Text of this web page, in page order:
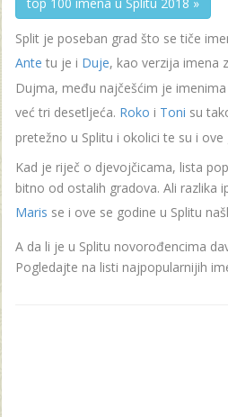
Split je poseban grad što se tiče
Ante tu je i Duje, kao verzija imena
Dujma, među najčešćim je
već tri desetljeća. Roko i Toni su
pretežno u Splitu i okolici te su i
Kad je riječ o djevojčicama, lista
bitno od ostalih gradova. Ali razlika
Maris se i ove se godine u Splitu
A da li je u Splitu novorođencima
Pogledajte na listi najpopularnijih